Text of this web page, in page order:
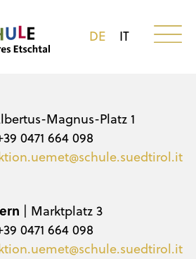
DE IT
Magnus-Platz 1
0471 664 098
| Marktplatz 3
0471 664 098